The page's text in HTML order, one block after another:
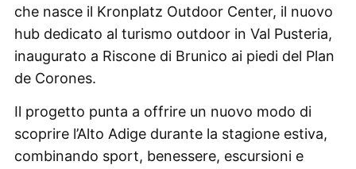
che nasce il Kronplatz Outdoor Center, il nuovo
hub dedicato al turismo outdoor in Val Pusteria,
inaugurato a Riscone di Brunico ai piedi del Plan
de Corones.
Il progetto punta a offrire un nuovo modo di
scoprire l’Alto Adige durante la stagione estiva,
combinando sport, benessere, escursioni e